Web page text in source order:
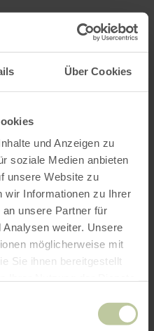
Über Cookies
und Anzeigen zu
soziale Medien anbieten
unsere Website zu
wir Informationen zu Ihrer
unsere Partner für
weiter. Unsere
möglicherweise mit
Sie ihnen bereitgestellt
Skip to main content
Skip to main navigation
SEARCH MENU
below have been
platform by the
is solely responsible